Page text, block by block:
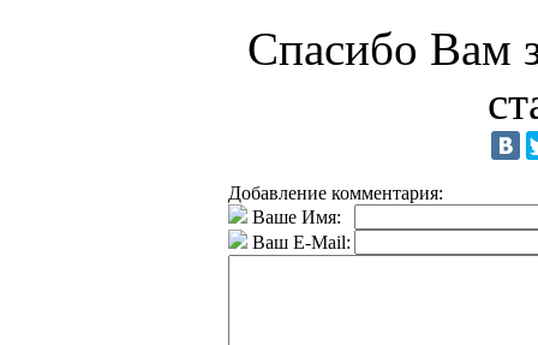
Спасибо Вам
Добавление комментария:
Ваше Имя:
Ваш E-Mail: